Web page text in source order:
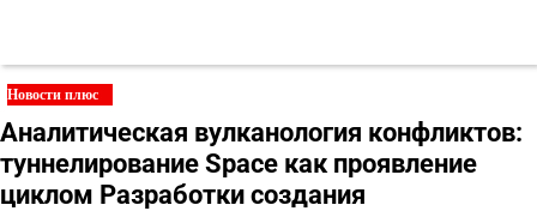
Новости плюс
Аналитическая вулканология конфликтов:
туннелирование Space как проявление
циклом Разработки создания